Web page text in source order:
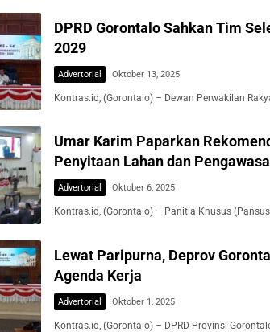
DPRD Gorontalo Sahkan Tim
2029
Advertorial Oktober 13, 2025
Kontras.id, (Gorontalo) – Dewan Perwakilan
Umar Karim Paparkan
Penyitaan Lahan dan
Advertorial Oktober 6, 2025
Kontras.id, (Gorontalo) – Panitia Khusus
Lewat Paripurna, Deprov
Agenda Kerja
Advertorial Oktober 1, 2025
Kontras.id, (Gorontalo) – DPRD Provinsi